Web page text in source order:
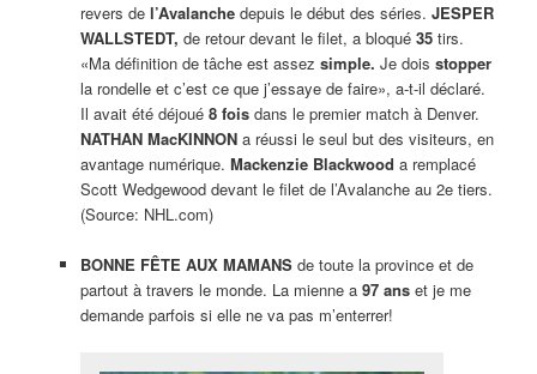
revers de l’Avalanchedepuis le début des séries. JESPER
WALLSTEDT, de retour devant le filet, a bloqué 35tirs.
«Ma définition de tâche est assez simple. Je dois stopper
la rondelle et c’est ce que j’essaye de faire», a-t-il déclaré.
Il avait été déjoué 8 foisdans le premier match à Denver.
NATHAN MacKINNONa réussi le seul but des visiteurs, en
avantage numérique. Mackenzie Blackwood a remplacé
Scott Wedgewood devant le filet de l’Avalanche au 2e tiers.
(Source: NHL.com)
BONNE FÊTE AUX MAMANS de toute la province et de
partout à travers le monde. La mienne a 97 anset je me
demande parfois si elle ne va pas m’enterrer!